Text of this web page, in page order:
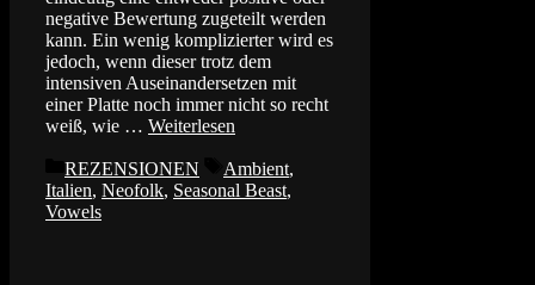
negative Bewertung zugeteilt werden
kann. Ein wenig komplizierter wird es
jedoch, wenn dieser trotz dem
intensiven Auseinandersetzen mit
einer Platte noch immer nicht so recht
weiß, wie … Weiterlesen
Kategorien
REZENSIONEN Schlagwörter
Ambient,
Italien, Neofolk, Seasonal Beast,
Vowels